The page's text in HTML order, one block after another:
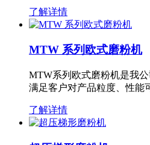
了解详情
MTW 系列欧式磨粉机
MTW系列欧式磨粉机是我
满足客户对产品粒度、性能
了解详情